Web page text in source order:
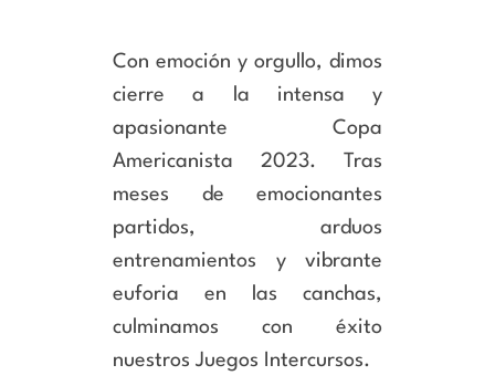
Con emoción y orgullo, dimos
cierre a la intensa y
apasionante Copa
Americanista 2023. Tras
meses de emocionantes
partidos, arduos
entrenamientos y vibrante
euforia en las canchas,
culminamos con éxito
nuestros Juegos Intercursos.